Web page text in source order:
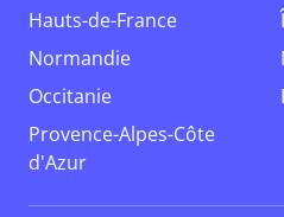
Hauts-de-France
Normandie
Occitanie
Provence-Alpes-Côte
d'Azur